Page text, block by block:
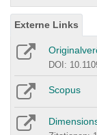
Externe Links
DOI:
Scopus